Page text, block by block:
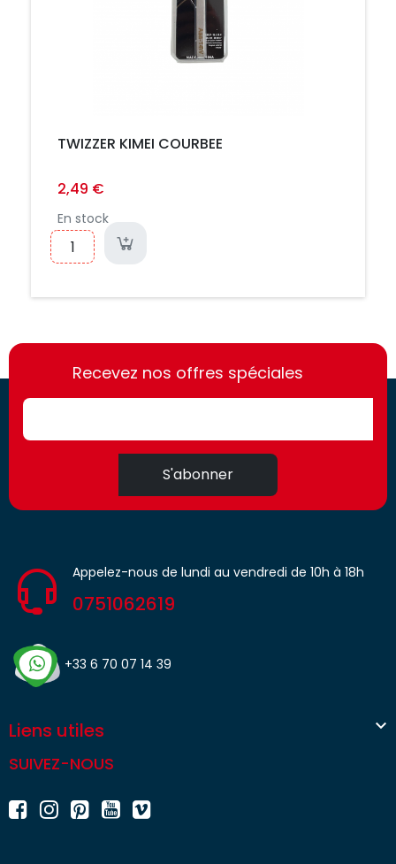
TWIZZER KIMEI COURBEE
2,49 €
En stock
https://france-
access.fr
https://france-
access.fr
Recevez nos offres spéciales
S'abonner
Appelez-nous de lundi au vendredi de 10h à 18h
0751062619
+33 6 70 07 14 39
Liens utiles 
SUIVEZ-NOUS